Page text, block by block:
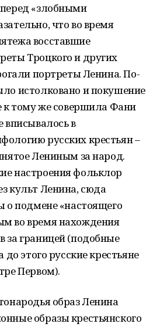
«злобными
что во время
восставшие
Троцкого и других
портреты Ленина. По-
истолковано и покушение
к тому же совершила Фани
вписывалось в
русских крестьян –
Лениным за народ.
настроения фольклор
культ Ленина, сюда
о подмене «настоящего
во время нахождения
за границей (подобные
до этого русские крестьяне
Первом).
образ Ленина
образы крестьянского